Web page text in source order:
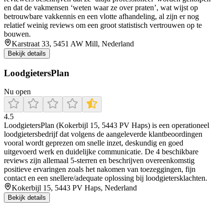
en dat de vakmensen ‘weten waar ze over praten’, wat wijst op
betrouwbare vakkennis en een vlotte afhandeling, al zijn er nog
relatief weinig reviews om een groot statistisch vertrouwen op te
bouwen.
Karstraat 33, 5451 AW Mill, Nederland
Bekijk details
LoodgietersPlan
Nu open
4.5
LoodgietersPlan (Kokerbijl 15, 5443 PV Haps) is een operationeel
loodgietersbedrijf dat volgens de aangeleverde klantbeoordingen
vooral wordt geprezen om snelle inzet, deskundig en goed
uitgevoerd werk en duidelijke communicatie. De 4 beschikbare
reviews zijn allemaal 5-sterren en beschrijven overeenkomstig
positieve ervaringen zoals het nakomen van toezeggingen, fijn
contact en een snellere/adequate oplossing bij loodgietersklachten.
Kokerbijl 15, 5443 PV Haps, Nederland
Bekijk details